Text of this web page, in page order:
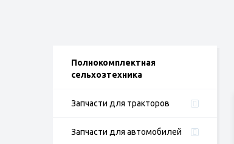
Полнокомплектная
сельхозтехника
Запчасти для тракторов
Запчасти для автомобилей